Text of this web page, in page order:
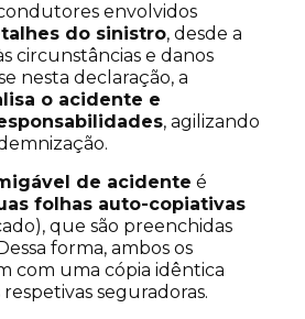
envolvidos
do sinistro, desde a
circunstâncias e danos
nesta declaração, a
o acidente e
, agilizando
de acidente é
folhas auto-copiativas
que são preenchidas
forma, ambos os
com uma cópia idêntica
seguradoras.